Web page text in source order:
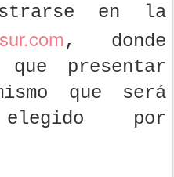
en la
, donde
que presentar
que será
por